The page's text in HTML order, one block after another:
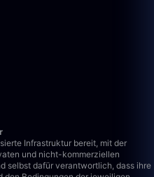
Infrastruktur bereit, mit der
und nicht-kommerziellen
selbst dafür verantwortlich, dass ihre